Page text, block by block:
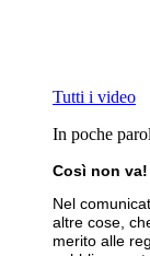
Tutti i video
In poche
Così non va!
Nel
altre cose,
merito alle